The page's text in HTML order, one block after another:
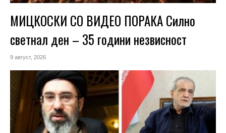
МИЦКОСКИ СО ВИДЕО ПОРАКА Силно
светнал ден – 35 години незвисност
9 август, 2026